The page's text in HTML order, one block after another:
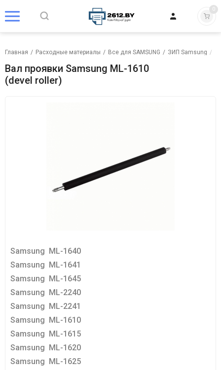
0
Главная / Расходные материалы / Все для SAMSUNG / ЗИП Samsung /
Вал проявки Samsung ML-1610
(devel roller)
Samsung ML-1640
Samsung ML-1641
Samsung ML-1645
Samsung ML-2240
Samsung ML-2241
Samsung ML-1610
Samsung ML-1615
Samsung ML-1620
Samsung ML-1625